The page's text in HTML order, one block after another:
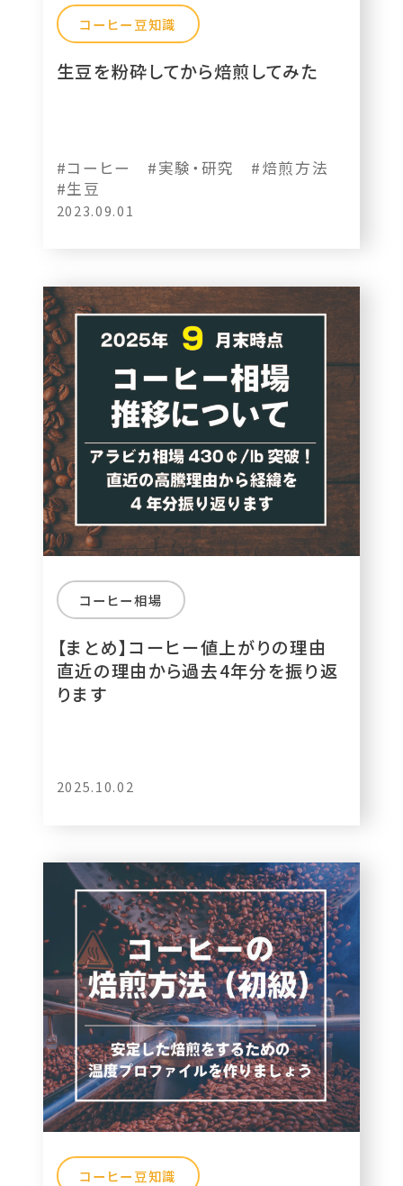
コーヒー豆知識
生豆を粉砕してから焙煎してみた
#コーヒー #実験・研究
#焙煎方法
#生豆
2023.09.01
コーヒー相場
【まとめ】コーヒー値上がりの理由
直近の理由から過去4年分を振り返
ります
2025.10.02
コーヒー豆知識